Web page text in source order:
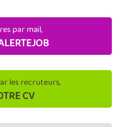
par mail,
les recruteurs,
CV